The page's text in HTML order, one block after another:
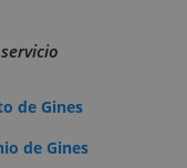
de Gines
de Gines